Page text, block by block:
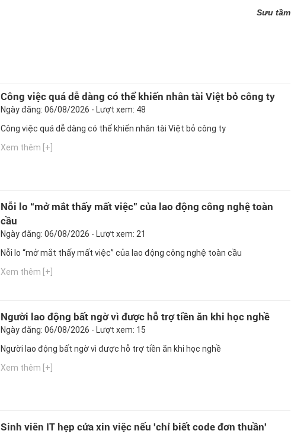
Sưu tầm
Công việc quá dễ dàng có thể khiến nhân tài Việt bỏ công ty
Ngày đăng: 06/08/2026 - Lượt xem: 48
Công việc quá dễ dàng có thể khiến nhân tài Việt bỏ công ty
Xem thêm [+]
Nỗi lo “mở mắt thấy mất việc” của lao động công nghệ toàn
cầu
Ngày đăng: 06/08/2026 - Lượt xem: 21
Nỗi lo “mở mắt thấy mất việc” của lao động công nghệ toàn cầu
Xem thêm [+]
Người lao động bất ngờ vì được hỗ trợ tiền ăn khi học nghề
Ngày đăng: 06/08/2026 - Lượt xem: 15
Người lao động bất ngờ vì được hỗ trợ tiền ăn khi học nghề
Xem thêm [+]
Sinh viên IT hẹp cửa xin việc nếu 'chỉ biết code đơn thuần'